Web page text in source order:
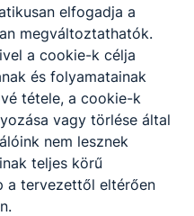
–
Öko-
elfogadja a
megváltoztathatók.
a cookie-k célja
és folyamatainak
tétele, a cookie-k
vagy törlése által
nem lesznek
teljes körű
a tervezettől eltérően